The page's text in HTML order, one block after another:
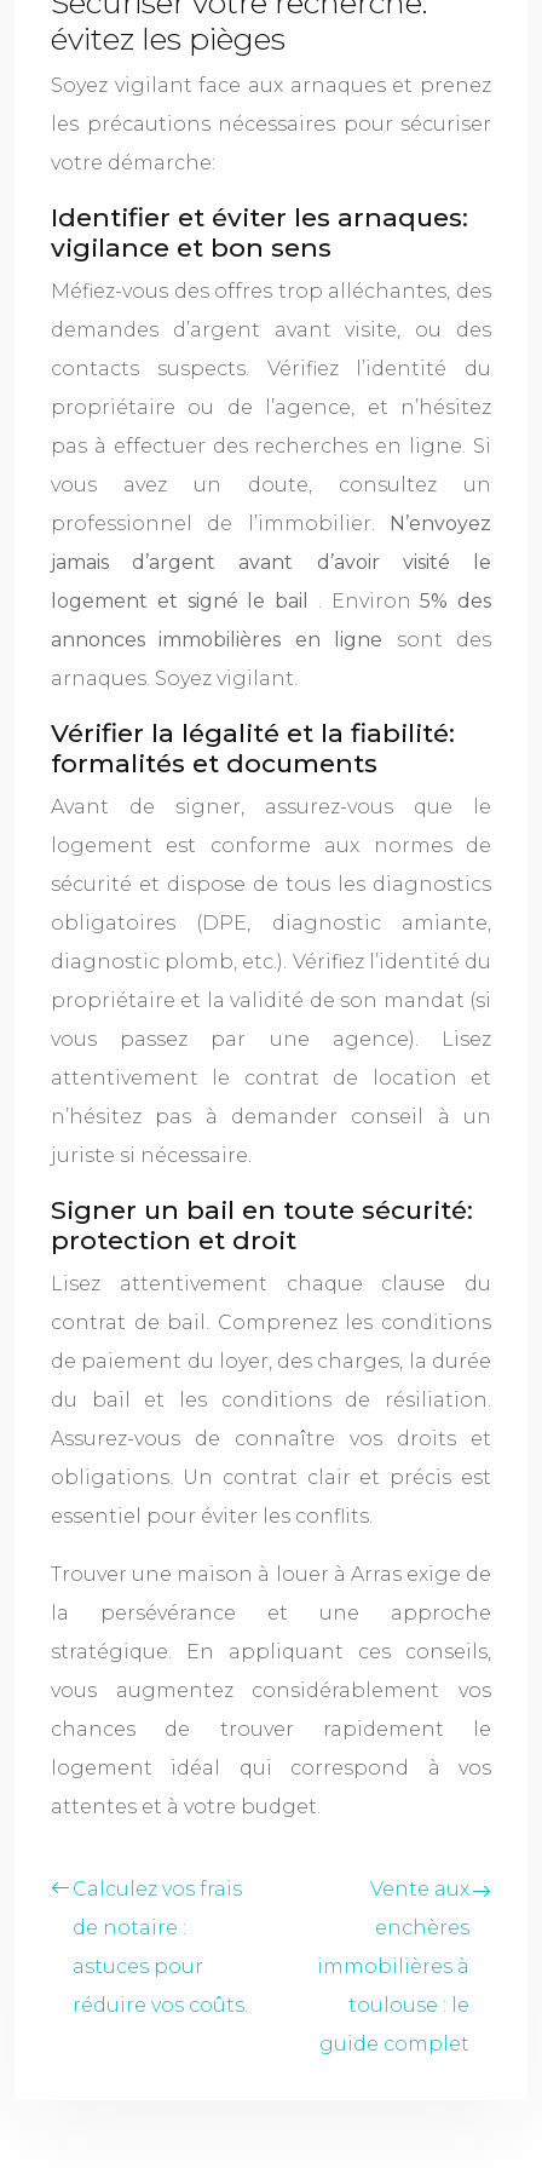
évitez les pièges
Soyez vigilant face aux arnaques et prenez
les précautions nécessaires pour sécuriser
votre démarche:
Identifier et éviter les arnaques:
vigilance et bon sens
Méfiez-vous des offres trop alléchantes, des
demandes d’argent avant visite, ou des
contacts suspects. Vérifiez l’identité du
propriétaire ou de l’agence, et n’hésitez
pas à effectuer des recherches en ligne. Si
vous avez un doute, consultez un
professionnel de l’immobilier. N’envoyez
jamais d’argent avant d’avoir visité le
logement et signé le bail . Environ5% des
annonces immobilières en ligne sont des
arnaques. Soyez vigilant.
Vérifier la légalité et la fiabilité:
formalités et documents
Avant de signer, assurez-vous que le
logement est conforme aux normes de
sécurité et dispose de tous les diagnostics
obligatoires (DPE, diagnostic amiante,
diagnostic plomb, etc.). Vérifiez l’identité du
propriétaire et la validité de son mandat (si
vous passez par une agence). Lisez
attentivement le contrat de location et
n’hésitez pas à demander conseil à un
juriste si nécessaire.
Signer un bail en toute sécurité:
protection et droit
Lisez attentivement chaque clause du
contrat de bail. Comprenez les conditions
de paiement du loyer, des charges, la durée
du bail et les conditions de résiliation.
Assurez-vous de connaître vos droits et
obligations. Un contrat clair et précis est
essentiel pour éviter les conflits.
Trouver une maison à louer à Arras exige de
la persévérance et une approche
stratégique. En appliquant ces conseils,
vous augmentez considérablement vos
chances de trouver rapidement le
logement idéal qui correspond à vos
attentes et à votre budget.
Calculez vos frais
de notaire :
astuces pour
réduire vos coûts.
Vente aux
enchères
immobilières à
toulouse : le
guide complet